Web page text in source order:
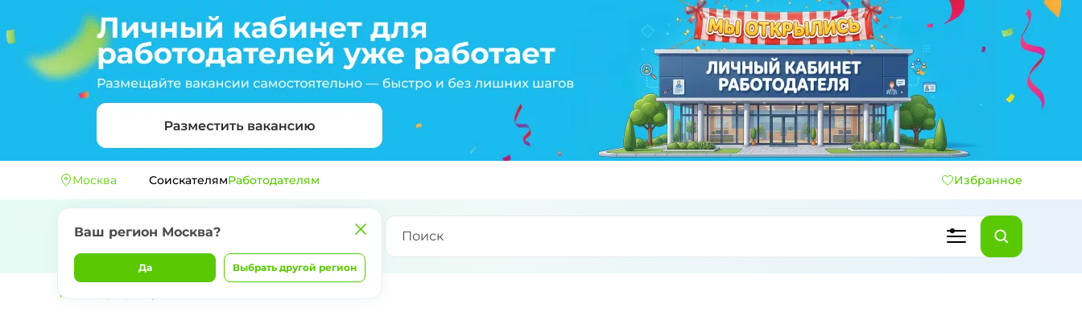
Москва
Ваш регион Москва?
Да Выбрать другой регион
СоискателямРаботодателям Избранное
Главная